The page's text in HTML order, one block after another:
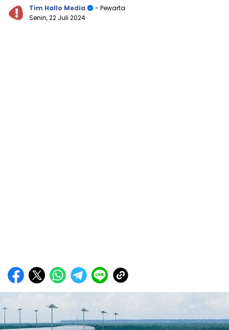
Tim Hallo Media
- Pewarta
Senin, 22 Juli 2024